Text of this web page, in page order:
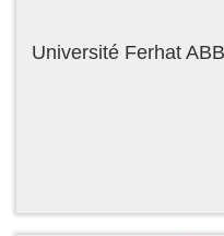
Université Ferhat